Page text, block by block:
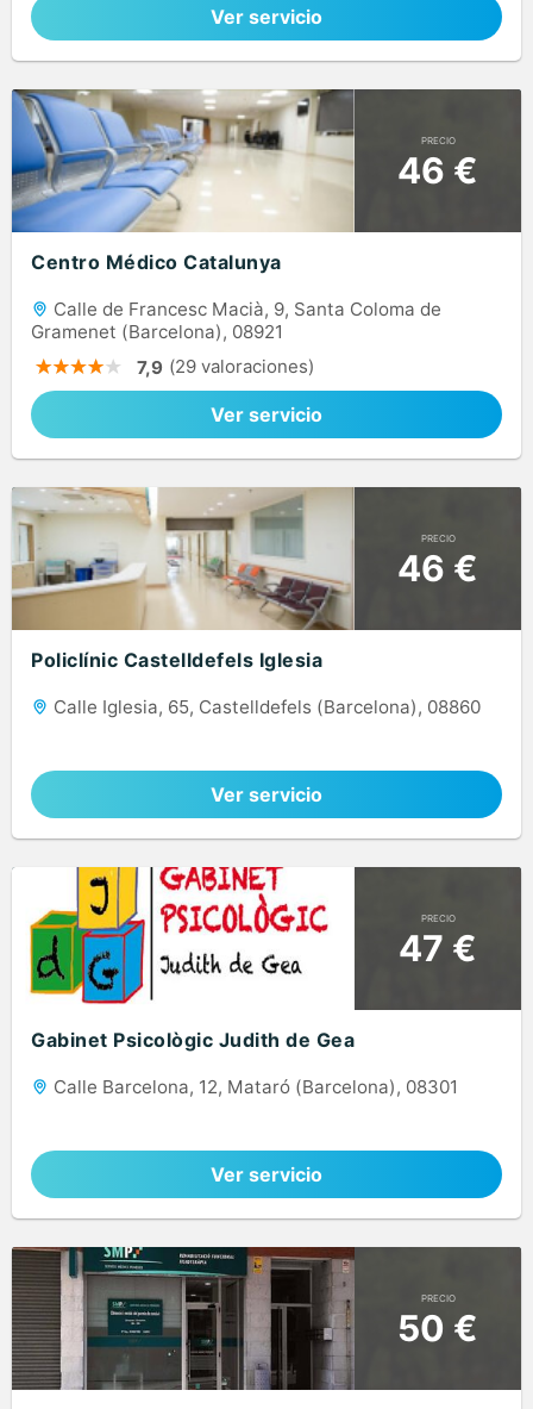
Ver servicio
PRECIO
46 €
Centro Médico Catalunya
Calle de Francesc Macià, 9, Santa Coloma de
Gramenet (Barcelona), 08921
7,9 (29 valoraciones)
Ver servicio
PRECIO
46 €
Policlínic Castelldefels Iglesia
Calle Iglesia, 65, Castelldefels (Barcelona), 08860
Ver servicio
PRECIO
47 €
Gabinet Psicològic Judith de Gea
Calle Barcelona, 12, Mataró (Barcelona), 08301
Ver servicio
PRECIO
50 €